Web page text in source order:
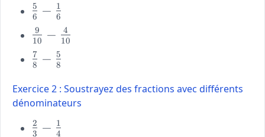
\large
\frac{5}
{6} -
\frac{1}
{6}
6
5 − 6
1
\large
\frac{9}
{10} -
{10}
10
9 − 10
4
\large
\frac{7}
{8} -
\frac{5}
{8}
8
7 − 8
5
Exercice 2 : Soustrayez des fractions avec différents
dénominateurs
\large
3
2 − 4
1